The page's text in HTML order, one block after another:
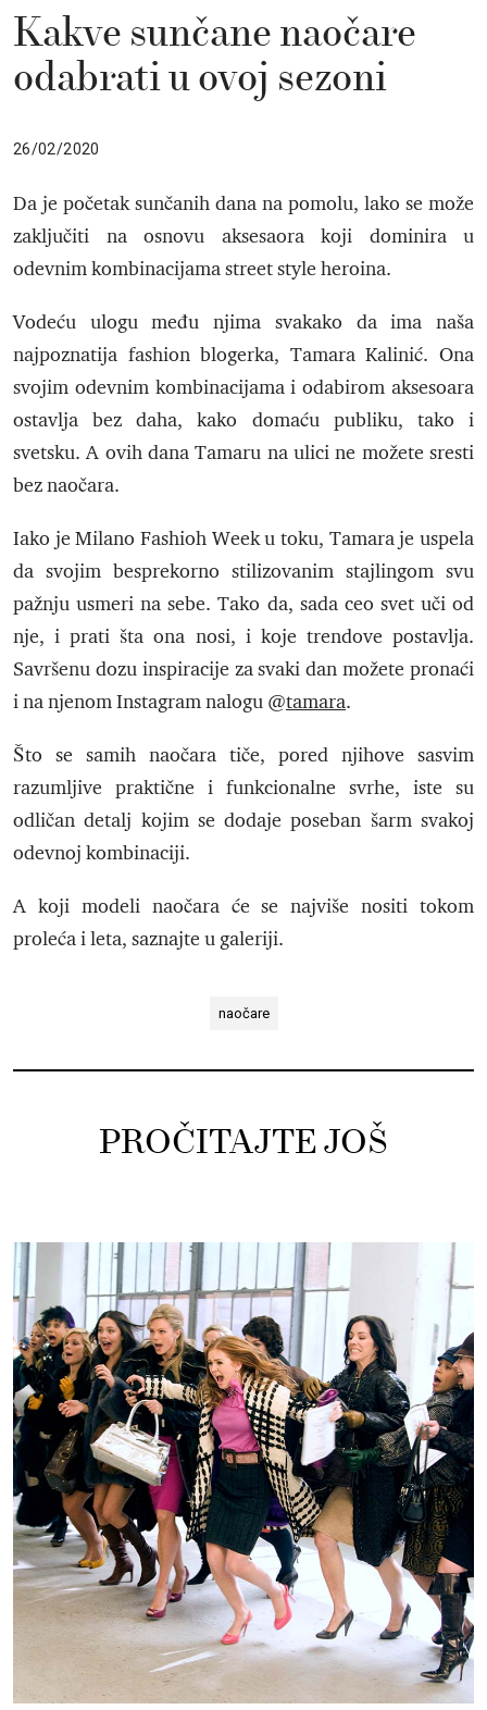
Kakve sunčane naočare
odabrati u ovoj sezoni
26/02/2020
Da je početak sunčanih dana na pomolu, lako se može
zaključiti na osnovu aksesaora koji dominira u
odevnim kombinacijama street style heroina.
Vodeću ulogu među njima svakako da ima naša
najpoznatija fashion blogerka, Tamara Kalinić. Ona
svojim odevnim kombinacijama i odabirom aksesoara
ostavlja bez daha, kako domaću publiku, tako i
svetsku. A ovih dana Tamaru na ulici ne možete sresti
bez naočara.
Iako je Milano Fashioh Week u toku, Tamara je uspela
da svojim besprekorno stilizovanim stajlingom svu
pažnju usmeri na sebe. Tako da, sada ceo svet uči od
nje, i prati šta ona nosi, i koje trendove postavlja.
Savršenu dozu inspiracije za svaki dan možete pronaći
i na njenom Instagram nalogu @tamara.
Što se samih naočara tiče, pored njihove sasvim
razumljive praktične i funkcionalne svrhe, iste su
odličan detalj kojim se dodaje poseban šarm svakoj
odevnoj kombinaciji.
A koji modeli naočara će se najviše nositi tokom
proleća i leta, saznajte u galeriji.
naočare
PROČITAJTE JOŠ